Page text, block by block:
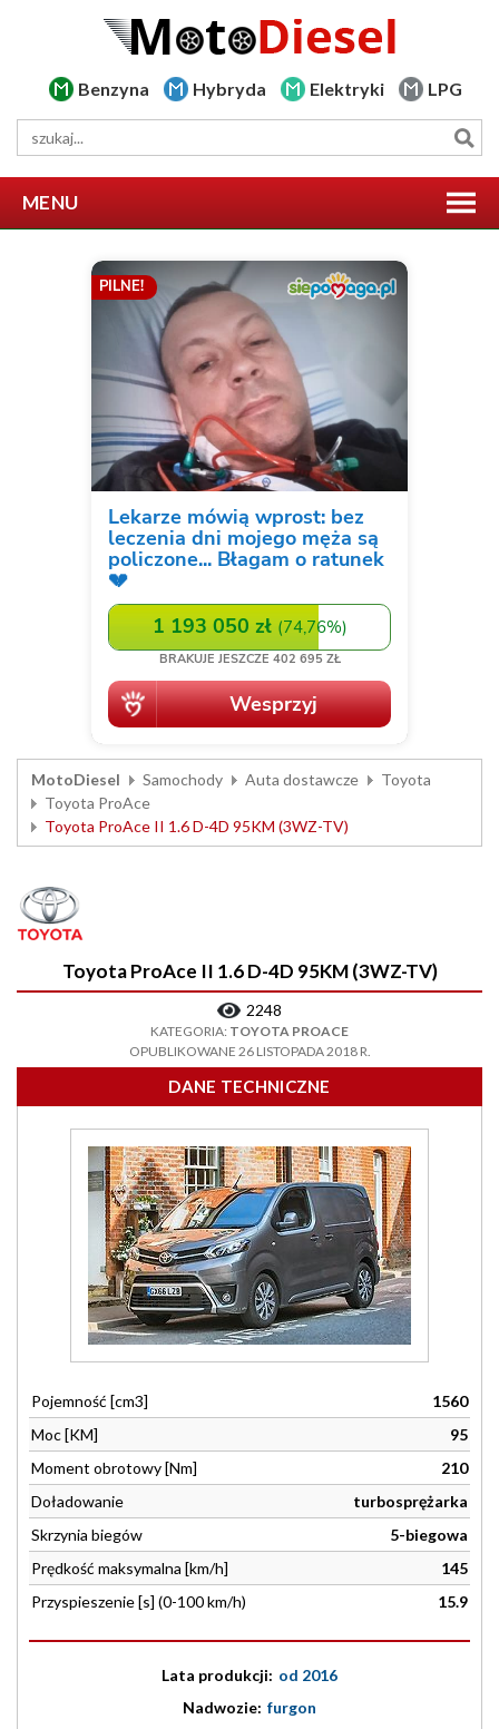
Benzyna Hybryda Elektryki LPG
MENU
MotoDiesel Samochody Auta dostawcze
Toyota
Toyota ProAce
Toyota ProAce II 1.6 D-4D 95KM (3WZ-TV)
Toyota ProAce II 1.6 D-4D 95KM (3WZ-TV)
2248
KATEGORIA: TOYOTA PROACE
OPUBLIKOWANE 26 LISTOPADA 2018 R.
DANE TECHNICZNE
Pojemność [cm3]
1560
Moc [KM]
95
Moment obrotowy [Nm]
210
Doładowanie
turbosprężarka
Skrzynia biegów
5-biegowa
Prędkość maksymalna [km/h]
145
Przyspieszenie [s] (0-100 km/h)
15.9
Lata produkcji: od 2016
Nadwozie: furgon